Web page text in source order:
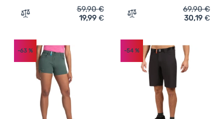
Zum Vergleich 'Damenshorts Kilpi Bree-W (2025)'
59,90€
19,99 € Zum Vergleich 'Damen 3/
69,90€
30,19 €
-63 % -54%